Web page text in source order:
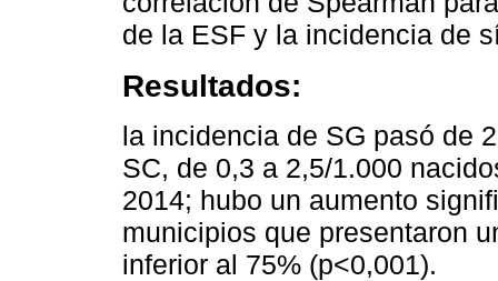
de la ESF y la incidencia de
Resultados:
la incidencia de SG pasó de
SC, de 0,3 a 2,5/1.000
2014; hubo un aumento
municipios que presentaron
inferior al 75% (p<0,001).